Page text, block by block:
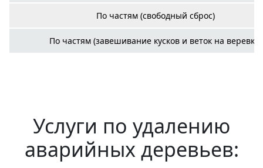
По частям (свободный сброс)
По частям (завешивание кусков и веток на веревку)
Услуги по удалению
аварийных деревьев: